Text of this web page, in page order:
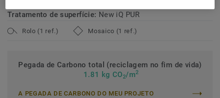
Tratamento de superfície: New iQ PUR
Rolo (1 ref.) Mosaico (1 ref.)
Pegada de Carbono total (reciclagem no fim de vida)
1.81 kg CO2/m2
A PEGADA DE CARBONO DO MEU PROJETO